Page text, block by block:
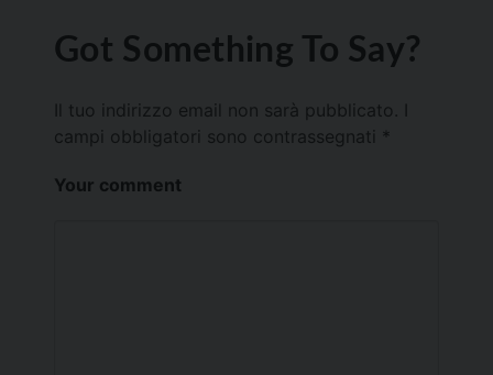
Got Something To Say?
Il tuo indirizzo email non sarà pubblicato.
campi obbligatori sono contrassegnati *
Your comment